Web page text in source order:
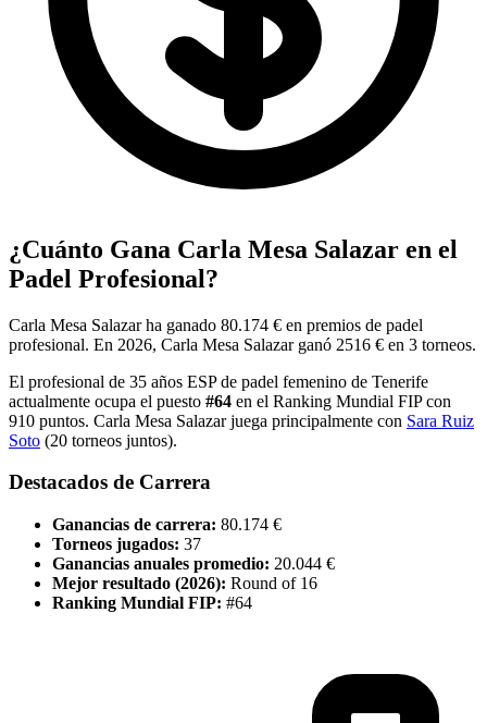
¿Cuánto Gana Carla Mesa Salazar en el
Padel Profesional?
Carla Mesa Salazarha ganado 80.174 € en premios de padel
profesional. En 2026, Carla Mesa Salazar ganó 2516 € en 3 torneos.
El profesional de 35 años ESP de padel femenino de Tenerife
actualmente ocupa el puesto #64 en el Ranking Mundial FIPcon
910 puntos. Carla Mesa Salazarjuega principalmente con Sara Ruiz
Soto (20 torneos juntos).
Destacados de Carrera
Ganancias de carrera: 80.174 €
Torneos jugados: 37
Ganancias anuales promedio: 20.044 €
Mejor resultado (2026): Round of 16
Ranking Mundial FIP: #64